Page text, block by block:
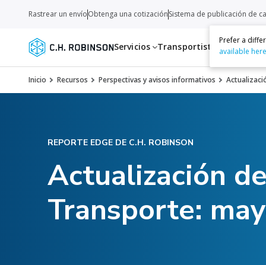
Servicios Transportistas
Rastrear un envíoObtenga una cotizaciónSistema de publicación de
Prefer a
available here
Inicio Recursos Perspectivas y avisos informativos
REPORTE EDGE DE C.H. ROBINSON
Actualización
Transporte: